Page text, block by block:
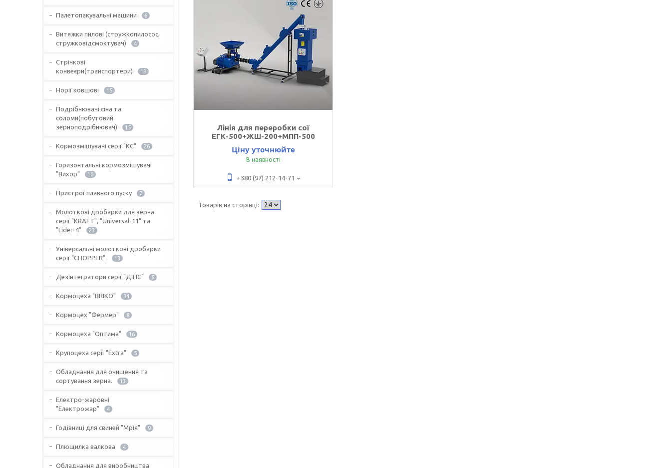
Лінія для переробки сої
ЕГК-500+ЖШ-200+МПП-500
Ціну уточнюйте
В наявності
+380 (97) 212-14-71
Палетопакувальні машини 6
Витяжки пилові (стружкопилосос,
стружковідсмоктувач)
4
Стрічкові
конвеєри(транспортери)
13
Норії ковшові 15
Подрібнювачі сіна та
соломи(побутовий
зерноподрібнювач)
15
Кормозмішувачі серії "КС" 26
Горизонтальні кормозмішувачі
"Вихор"
10
Пристрої плавного пуску 7
Молоткові дробарки для зерна
серії "KRAFT", "Universal-11" та
"Lider-4"
23
Універсальні молоткові дробарки
серії "CHOPPER".
13
Дезінтегратори серії "ДІПС" 5
Кормоцеха "BRIKO" 34
Кормоцех "Фермер" 8
Кормоцеха "Оптима" 16
Крупоцеха серії "Extra" 5
Обладнання для очищення та
сортування зерна.
13
Електро-жаровні
"Електрожар"
4
Годівниці для свиней "Мрія" 9
Плющилка валкова 4
Обладнання для виробництва